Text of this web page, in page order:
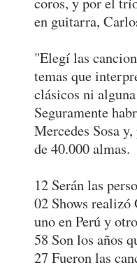
en guitarra,
"Elegí las
temas que
clásicos ni
Seguramente
Mercedes Sosa
de 40.000 almas.
12 Serán las
02 Shows realizó
uno en Perú y
58 Son los años
27 Fueron las